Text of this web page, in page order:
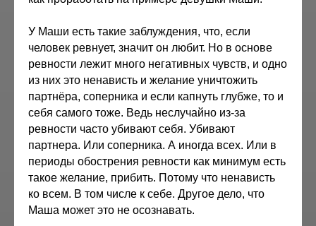
У Маши есть такие заблуждения, что, если
человек ревнует, значит он любит. Но в основе
ревности лежит много негативных чувств, и одно
из них это ненависть и желание уничтожить
партнёра, соперника и если капнуть глубже, то и
себя самого тоже. Ведь неслучайно из-за
ревности часто убивают себя. Убивают
партнера. Или соперника. А иногда всех. Или в
периоды обострения ревности как минимум есть
такое желание, прибить. Потому что ненависть
ко всем. В том числе к себе. Другое дело, что
Маша может это не осознавать.